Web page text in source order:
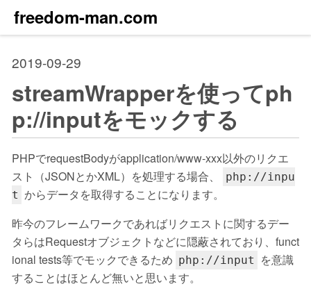
freedom-man.com
2019-09-29
streamWrapperを使ってph
p://inputをモックする
PHPでrequestBodyがapplication/www-xxx以外のリクエ
スト（JSONとかXML）を処理する場合、
php://inpu
t からデータを取得することになります。
昨今のフレームワークであればリクエストに関するデー
タらはRequestオブジェクトなどに隠蔽されており、funct
ional tests等でモックできるため php://input
を意識
することはほとんど無いと思います。